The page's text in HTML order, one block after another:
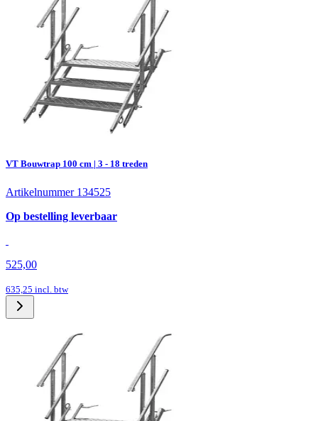
VT Bouwtrap 100 cm | 3 - 18 treden
Artikelnummer 134525
Op bestelling leverbaar
525,00
635,25 incl. btw